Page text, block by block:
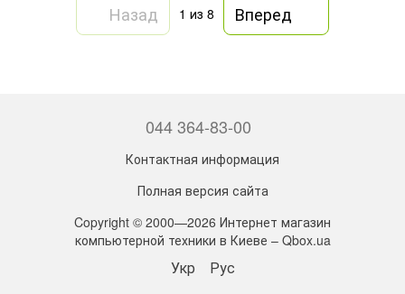
Назад 1 из 8 Вперед
044 364-83-00
Контактная информация
Полная версия сайта
Copyright © 2000—2026 Интернет магазин
компьютерной техники в Киеве – Qbox.ua
Укр Рус